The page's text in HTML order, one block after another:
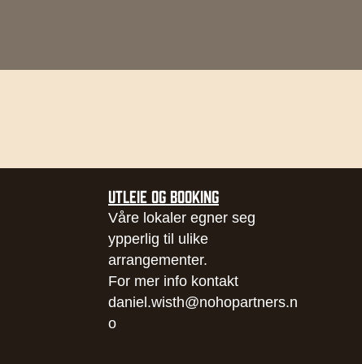
UTLEIE OG BOOKING
Våre lokaler egner seg
ypperlig til ulike
arrangementer.
For mer info kontakt
daniel.wisth@nohopartners.n
o